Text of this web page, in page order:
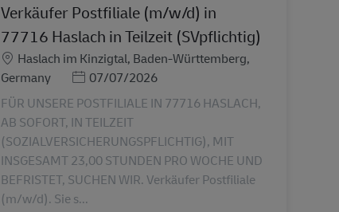
Verkäufer Postfiliale (m/w/d) in
77716 Haslach in Teilzeit (SVpflichtig)
Miesto
Haslach im Kinzigtal, Baden-Württemberg,
Germany
Posted Date
07/07/2026
FÜR UNSERE POSTFILIALE IN 77716 HASLACH,
AB SOFORT, IN TEILZEIT
(SOZIALVERSICHERUNGSPFLICHTIG), MIT
INSGESAMT 23,00 STUNDEN PRO WOCHE UND
BEFRISTET, SUCHEN WIR. Verkäufer Postfiliale
(m/w/d). Sie s...